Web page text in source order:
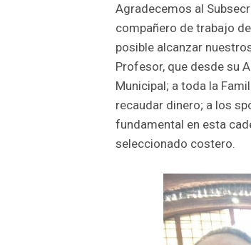
Agradecemos al
compañero de trabajo
posible alcanzar
Profesor, que desde su
Municipal; a toda la
recaudar dinero; a los
fundamental en esta
seleccionado costero.